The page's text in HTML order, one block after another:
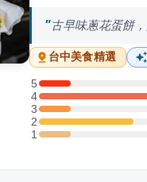
古早味蔥花蛋餅
台中美食精選
5
5 星：1 則評論
4
4 星：8 則評論
3
3 星：1 則評論
2
2 星：3 則評論
11 星：1 則評論